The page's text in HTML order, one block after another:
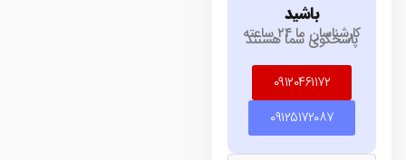
باشید
کارشناسان ما ۲۴ ساعته
پاسخگوی شما هستند
۰۹۱۲۰۴۶۱۱۷۲
۰۹۱۲۵۱۷۲۰۸۷